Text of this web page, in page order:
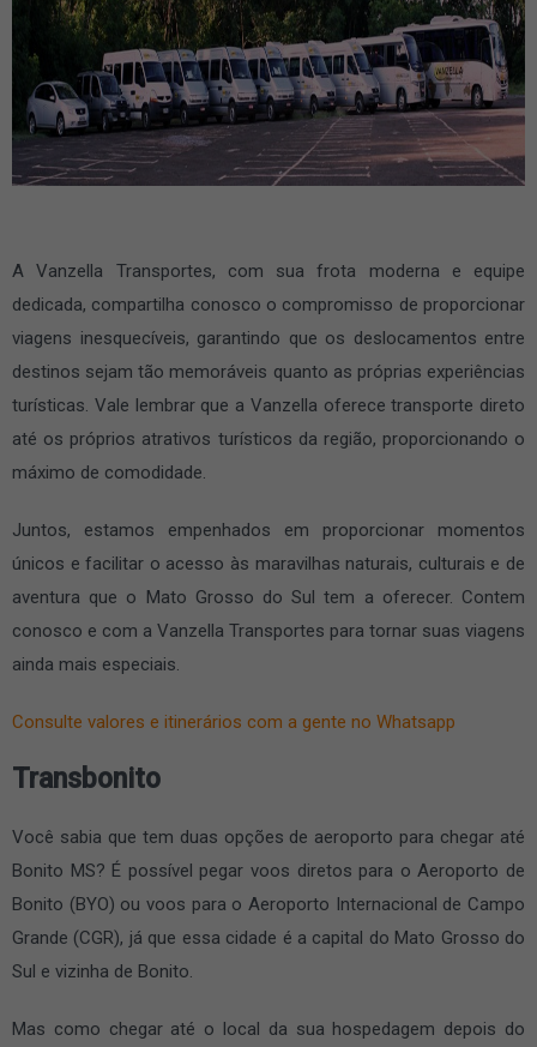
A Vanzella Transportes, com sua frota moderna e equipe
dedicada, compartilha conosco o compromisso de proporcionar
viagens inesquecíveis, garantindo que os deslocamentos entre
destinos sejam tão memoráveis quanto as próprias experiências
turísticas. Vale lembrar que a Vanzella oferece transporte direto
até os próprios atrativos turísticos da região, proporcionando o
máximo de comodidade.
Juntos, estamos empenhados em proporcionar momentos
únicos e facilitar o acesso às maravilhas naturais, culturais e de
aventura que o Mato Grosso do Sul tem a oferecer. Contem
conosco e com a Vanzella Transportes para tornar suas viagens
ainda mais especiais.
Consulte valores e itinerários com a gente no Whatsapp
Transbonito
Você sabia que tem duas opções de aeroporto para chegar até
Bonito MS? É possível pegar voos diretos para o Aeroporto de
Bonito (BYO) ou voos para o Aeroporto Internacional de Campo
Grande (CGR), já que essa cidade é a capital do Mato Grosso do
Sul e vizinha de Bonito.
Mas como chegar até o local da sua hospedagem depois do